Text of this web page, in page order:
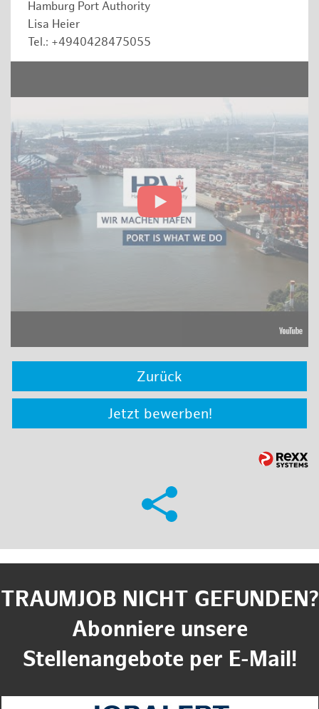
Hamburg Port Authority
Lisa Heier
Tel.: +4940428475055
Zurück
Jetzt bewerben!
TRAUMJOB NICHT GEFUNDEN?
Abonniere unsere
Stellenangebote per E-Mail!